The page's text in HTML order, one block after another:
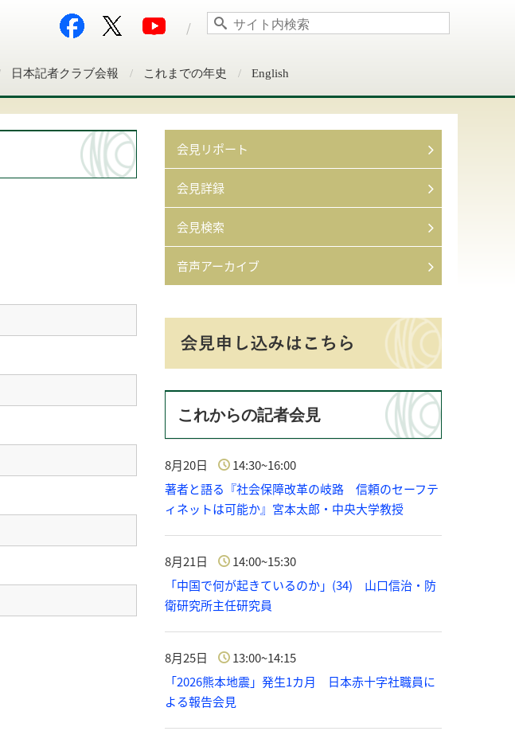
日本記者クラブ会報 これまでの年史 English
会見リポート
会見詳録
会見検索
音声アーカイブ
これからの記者会見
8月20日
14:30~16:00
著者と語る『社会保障改革の岐路 信頼のセーフテ
ィネットは可能か』宮本太郎・中央大学教授
8月21日
14:00~15:30
「中国で何が起きているのか」(34) 山口信治・防
衛研究所主任研究員
8月25日
13:00~14:15
「2026熊本地震」発生1カ月 日本赤十字社職員に
よる報告会見